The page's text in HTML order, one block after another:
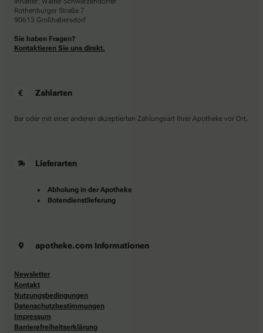
Rothenburger Straße 7
90613 Großhabersdorf
Sie haben Fragen?
Kontaktieren Sie uns direkt.
Zahlarten
Bar oder mit einer anderen akzeptierten Zahlungsart Ihrer Apotheke vor Ort.
Lieferarten
Abholung in der Apotheke
Botendienstlieferung
apotheke.com Informationen
Newsletter
Kontakt
Nutzungsbedingungen
Datenschutzbestimmungen
Impressum
Barrierefreiheitserklärung